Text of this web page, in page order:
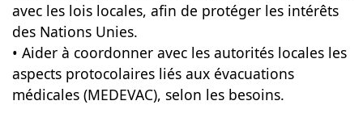
avec les lois locales, afin de protéger les intérêts
des Nations Unies.
• Aider à coordonner avec les autorités locales les
aspects protocolaires liés aux évacuations
médicales (MEDEVAC), selon les besoins.